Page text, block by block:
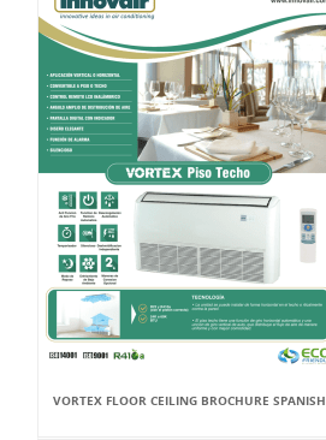
VORTEX FLOOR CEILING BROCHURE SPANISH